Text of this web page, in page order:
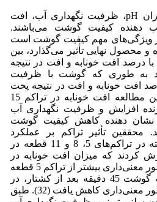
چندین شاخص از جمله میزان pH، ظرفیت نگهداری آب، افت
دهنده کیفیت گوشت می‌باشند.
ویژگی‌های مهم کیفیت گوشت است
و محصول نهایی تأثیر می‌گذارد، بین
درصد افت خونابه و افت در نتیجه
به طوری که گوشت با ظرفیت
افت خونابه و افت در نتیجه پخت
کمتری می‌باشد (31). در این مطالعه افت خونابه در تراکم 15
نسبت به تراکم 7 پرنده افزایش و ظرفیت نگهداری آب
نشان دهنده کاهش کیفیت گوشت
محققین تأثیر تراکم بر عملکرد
اردک‌های پکین پرورش یافته در تراکم‌های 5، 8 و 11 قطعه در
کردند که میزان افت خونابه در
تراکم‌های 8 و 11 قطعه به‌طور معنی‌داری بیشتر از تراکم 5 قطعه
بود. همچنین میزان اسیدیته گوشت 45 دقیقه بعد از کشتار، در
تراکم‌های 8 و 11 قطعه به‌طور معنی‌داری کاهش یافت (32). طبق